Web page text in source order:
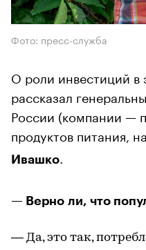
Фото: пресс-служба
О роли инвестиций в
рассказал
России (компании —
продуктов питания,
Ивашко
— Верно ли, что
— Да, это так,